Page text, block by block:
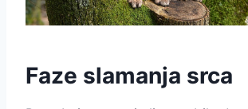
Faze slamanja srca